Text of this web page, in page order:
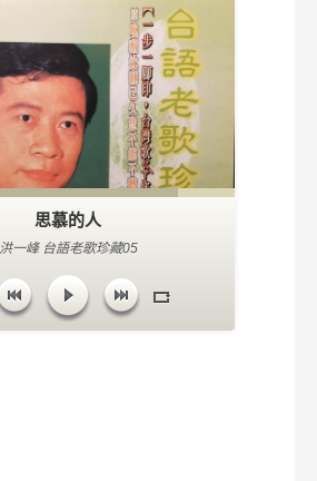
思慕的人
洪一峰 台語老歌珍藏05